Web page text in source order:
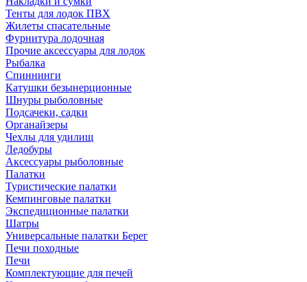
Тенты для лодок ПВХ
Жилеты спасательные
Фурнитура лодочная
Прочие аксессуары для лодок
Рыбалка
Спиннинги
Катушки безынерционные
Шнуры рыболовные
Подсачеки, садки
Органайзеры
Чехлы для удилищ
Ледобуры
Аксессуары рыболовные
Палатки
Туристические палатки
Кемпинговые палатки
Экспедиционные палатки
Шатры
Универсальные палатки Берег
Печи походные
Печи
Комплектующие для печей